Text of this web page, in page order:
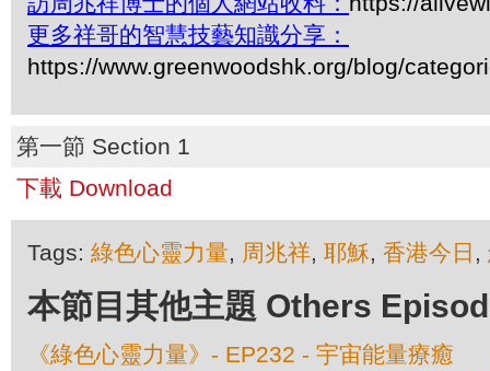
更多祥哥的智慧技藝知識分享：
https://www.greenwoodshk.org/blog/
第一節 Section 1
下載 Download
Tags: 綠色心靈力量, 周兆祥, 耶穌, 香港今日 ,
本節目其他主題 Others
《綠色心靈力量》- EP232 - 宇宙能量療癒